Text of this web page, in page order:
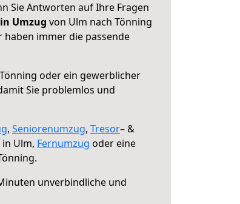
Sie Antworten auf Ihre Fragen
Umzug von Ulm nach Tönning
haben immer die passende
oder ein gewerblicher
Sie problemlos und
, Seniorenumzug, Tresor– &
in Ulm, Fernumzug oder eine
unverbindliche und